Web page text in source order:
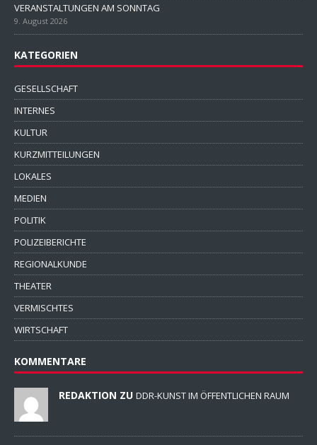
VERANSTALTUNGEN AM SONNTAG
9. August 2026
KATEGORIEN
GESELLSCHAFT
INTERNES
KULTUR
KURZMITTEILUNGEN
LOKALES
MEDIEN
POLITIK
POLIZEIBERICHTE
REGIONALKUNDE
THEATER
VERMISCHTES
WIRTSCHAFT
KOMMENTARE
REDAKTION ZU DDR-KUNST IM ÖFFENTLICHEN RAUM